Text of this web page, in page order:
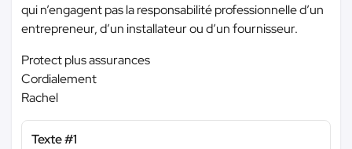
qui n’engagent pas la responsabilité professionnelle d’un
entrepreneur, d’un installateur ou d’un fournisseur.
Protect plus assurances
Cordialement
Rachel
Texte #1